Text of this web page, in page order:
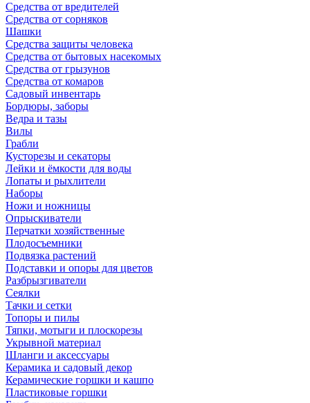
Средства от вредителей
Средства от сорняков
Шашки
Средства защиты человека
Средства от бытовых насекомых
Средства от грызунов
Средства от комаров
Садовый инвентарь
Бордюры, заборы
Ведра и тазы
Вилы
Грабли
Кусторезы и секаторы
Лейки и ёмкости для воды
Лопаты и рыхлители
Наборы
Ножи и ножницы
Опрыскиватели
Перчатки хозяйственные
Плодосъемники
Подвязка растений
Подставки и опоры для цветов
Разбрызгиватели
Сеялки
Тачки и сетки
Топоры и пилы
Тяпки, мотыги и плоскорезы
Укрывной материал
Шланги и аксессуары
Керамика и садовый декор
Керамические горшки и кашпо
Пластиковые горшки